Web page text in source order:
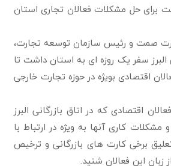
برای حل مشکلات فعالان تجاری استان
صمت و رئیس سازمان توسعه تجارت،
البرز سفر یک روزه ای به استان داشت تا
اقتصادی بویژه در حوزه تجارت خارجی
اقتصادی که در اتاق بازرگانی البرز
مشکلات کاری آنها به ویژه در ارتباط با
برخی کارت های بازرگانی و ترخیص
زبان این فعالان شنید.